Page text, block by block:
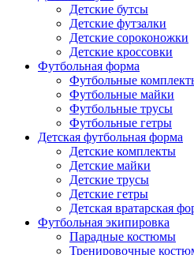
Детские бутсы
Детские футзалки
Детские сороконожки
Детские кроссовки
Футбольная форма
Футбольные
Футбольные майки
Футбольные трусы
Футбольные гетры
Детская футбольная форма
Детские комплекты
Детские майки
Детские трусы
Детские гетры
Детская вратарская
Футбольная экипировка
Парадные костюмы
Тренировочные